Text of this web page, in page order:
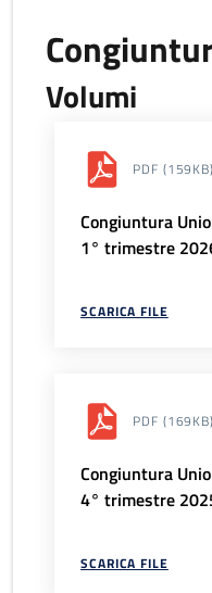
Volumi
PDF (159KB)
Congiuntura
1° trimestre
SCARICA FILE
PDF (169KB)
Congiuntura
4° trimestre
SCARICA FILE